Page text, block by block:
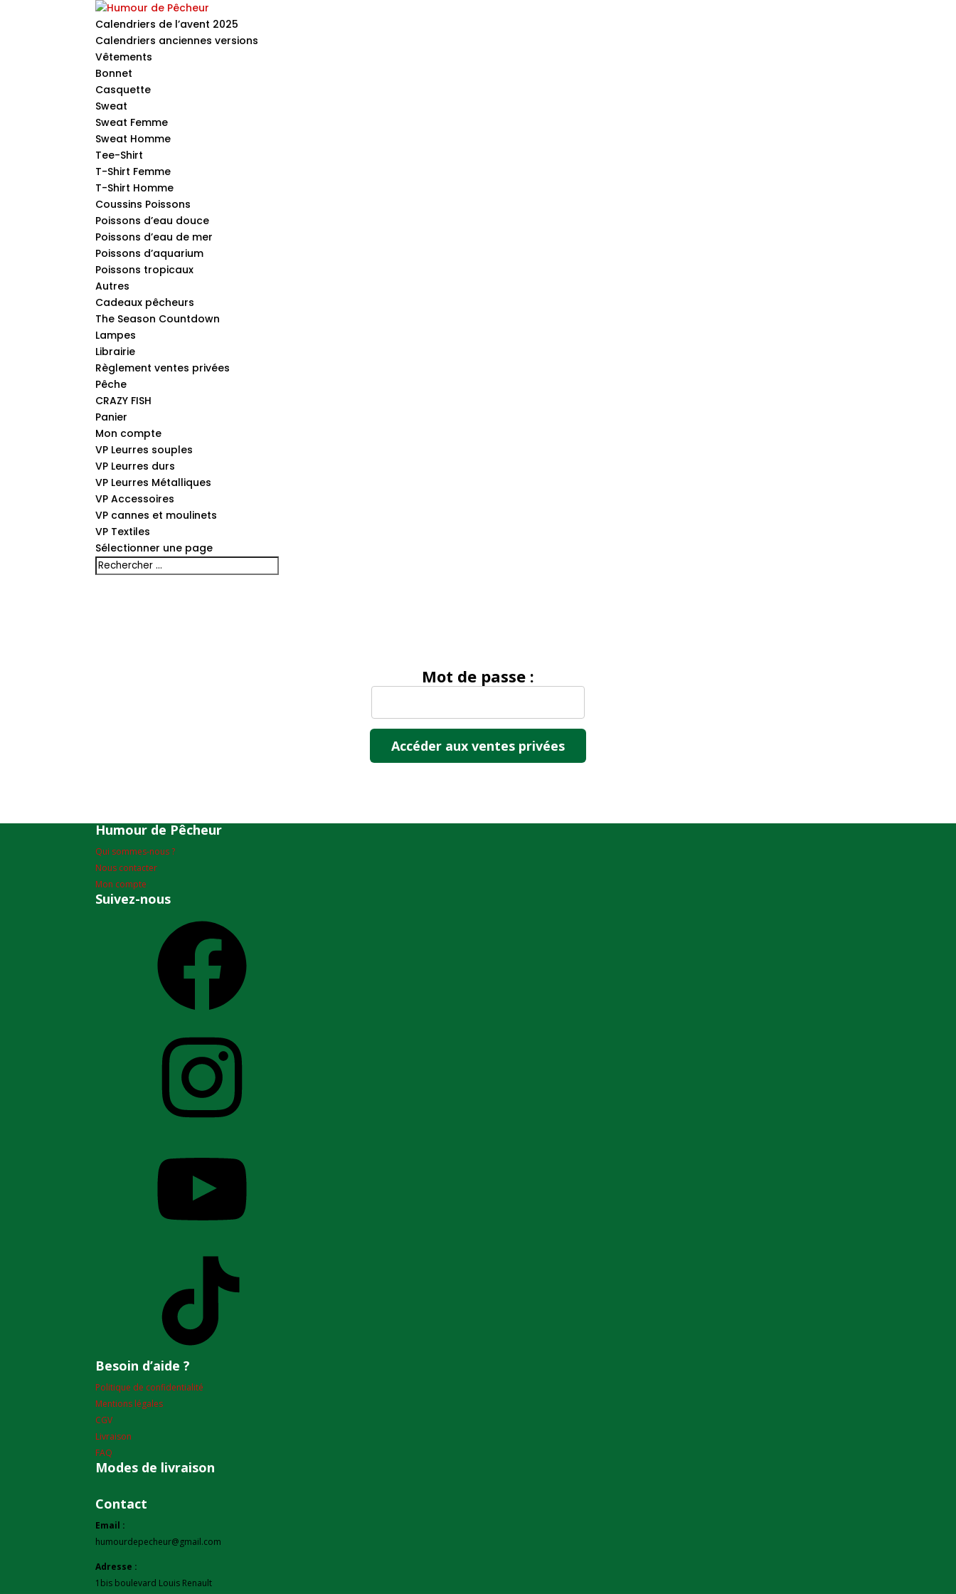
Calendriers de l’avent 2025
Calendriers anciennes versions
Vêtements
Bonnet
Casquette
Sweat
Sweat Femme
Sweat Homme
Tee-Shirt
T-Shirt Femme
T-Shirt Homme
Coussins Poissons
Poissons d’eau douce
Poissons d’eau de mer
Poissons d’aquarium
Poissons tropicaux
Autres
Cadeaux pêcheurs
The Season Countdown
Lampes
Librairie
Règlement ventes privées
Pêche
CRAZY FISH
Panier
Mon compte
VP Leurres souples
VP Leurres durs
VP Leurres Métalliques
VP Accessoires
VP cannes et moulinets
VP Textiles
Sélectionner une page
Mot de passe :
Humour de Pêcheur
Qui sommes-nous ?
Nous contacter
Mon compte
Suivez-nous
Besoin d’aide ?
Politique de confidentialité
Mentions légales
CGV
Livraison
FAQ
Modes de livraison
Contact
Email :
humourdepecheur@gmail.com
Adresse :
1bis boulevard Louis Renault